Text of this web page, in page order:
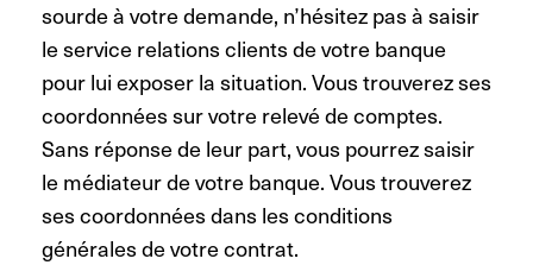
sourde à votre demande, n’hésitez pas à saisir
le service relations clients de votre banque
pour lui exposer la situation. Vous trouverez ses
coordonnées sur votre relevé de comptes.
Sans réponse de leur part, vous pourrez saisir
le médiateur de votre banque. Vous trouverez
ses coordonnées dans les conditions
générales de votre contrat.